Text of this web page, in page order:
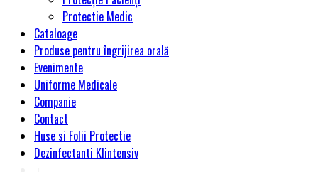
Protectie Medic
Cataloage
Produse pentru îngrijirea orală
Evenimente
Uniforme Medicale
Companie
Contact
Huse si Folii Protectie
Dezinfectanti Klintensiv